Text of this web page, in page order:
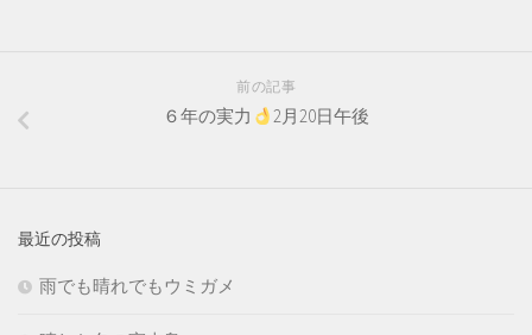
前の記事
６年の実力 2月20日午後
最近の投稿
雨でも晴れでもウミガメ